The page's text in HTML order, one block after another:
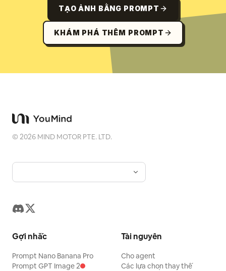
TẠO ẢNH BẰNG PROMPT
KHÁM PHÁ THÊM PROMPT
©2026 MIND MOTOR PTE. LTD.
Gợi nhắc
Prompt Nano Banana Pro
Prompt GPT Image 2
Tài nguyên
Cho agent
Các lựa chọn thay thế